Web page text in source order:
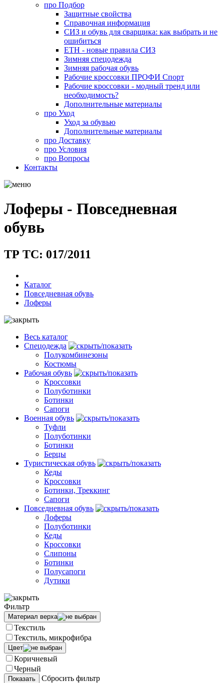
про Подбор
Защитные свойства
Справочная информация
СИЗ и обувь для сварщика: как выбрать и не
ошибиться
ЕТН - новые правила СИЗ
Зимняя спецодежда
Зимняя рабочая обувь
Рабочие кроссовки ПРОФИ Спорт
Рабочие кроссовки - модный тренд или
необходимость?
Дополнительные материалы
про Уход
Уход за обувью
Дополнительные материалы
про Доставку
про Условия
про Вопросы
Контакты
Лоферы - Повседневная
обувь
ТР ТС: 017/2011
Каталог
Повседневная обувь
Лоферы
Весь каталог
Спецодежда
Полукомбинезоны
Костюмы
Рабочая обувь
Кроссовки
Полуботинки
Ботинки
Сапоги
Военная обувь
Туфли
Полуботинки
Ботинки
Берцы
Туристическая обувь
Кеды
Кроссовки
Ботинки, Треккинг
Сапоги
Повседневная обувь
Лоферы
Полуботинки
Кеды
Кроссовки
Слипоны
Ботинки
Полусапоги
Дутики
Фильтр
Материал верха
Текстиль
Текстиль, микрофибра
Цвет
Коричневый
Черный
Показать Сбросить фильтр